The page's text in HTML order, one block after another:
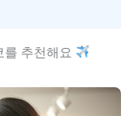
를 추천해요